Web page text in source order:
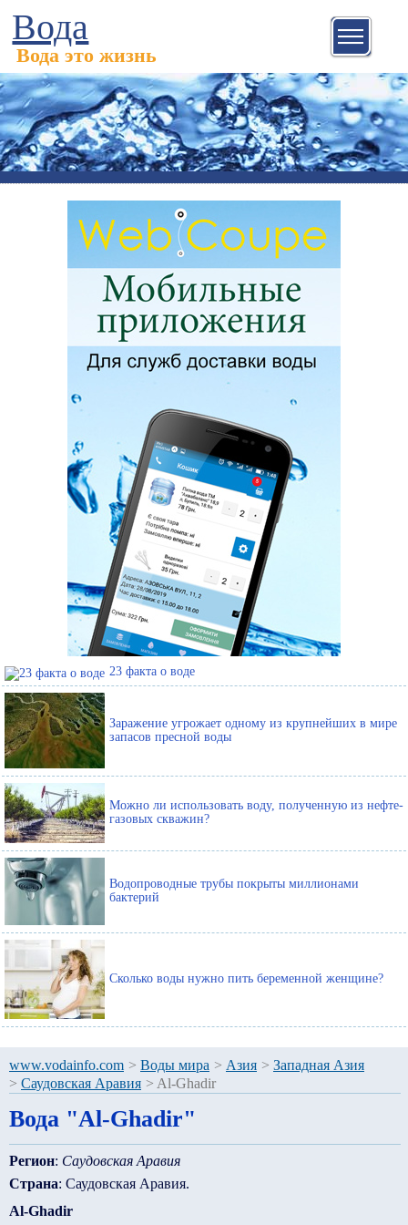
Вода
Вода это жизнь
23 факта о воде
Заражение угрожает одному из крупнейших в мире
запасов пресной воды
Можно ли использовать воду, полученную из нефте-
газовых скважин?
Водопроводные трубы покрыты миллионами
бактерий
Сколько воды нужно пить беременной женщине?
www.vodainfo.com > Воды мира > Азия > Западная Азия
> Саудовская Аравия > Al-Ghadir
Вода "Al-Ghadir"
Регион: Саудовская Аравия
Страна: Саудовская Аравия.
Al-Ghadir